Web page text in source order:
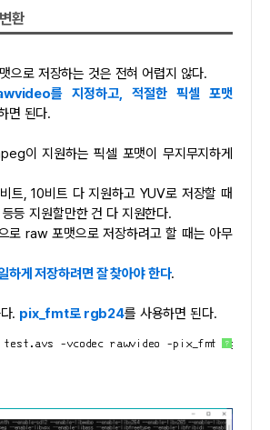
환
맷으로 저장하는 것은 전혀 어렵지 않다.
면 된다.
등 지원할만한 건 다 지원한다.
게 저장하려면 잘 찾아야 한다.
. pix_fmt로 rgb24를 사용하면 된다.
?
-vcodec rawvideo -pix_fmt rgb24